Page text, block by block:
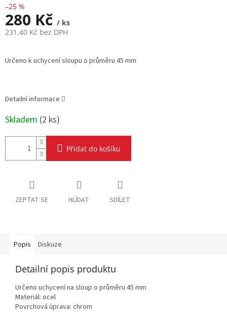
–25 %
280 Kč / ks
231,40 Kč bez DPH
cena:
Určeno k uchycení sloupu o průměru 45 mm
Detailní informace
Skladem (2 ks)
Přidat do košíku
ZEPTAT SE HLÍDAT SDÍLET
Popis Diskuze
Detailní popis produktu
Určeno uchycení na sloup o průměru 45 mm
Materiál: ocel
Povrchová úprava: chrom